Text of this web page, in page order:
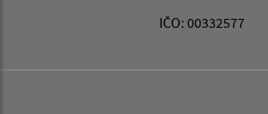
IČO: 00332577